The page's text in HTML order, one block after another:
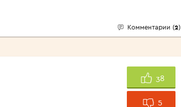
Комментарии (2)
38
5